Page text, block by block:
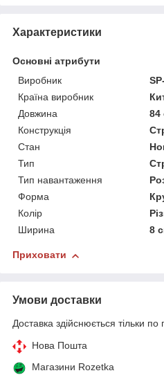
Характеристики
Основні атрибути
Виробник
Країна виробник
Довжина
84
Конструкція
Стан
Тип
Тип навантаження
Форма
Колір
Ширина
8
Приховати
Умови доставки
Доставка здійснюється тільки по
Нова Пошта
Магазини Rozetka